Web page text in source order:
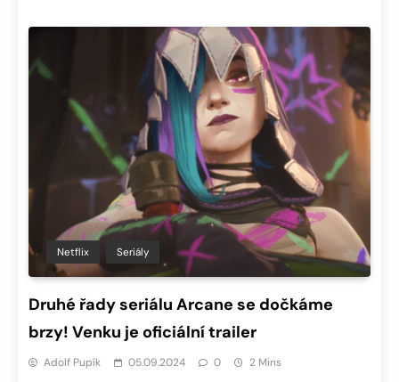
Netflix Seriály
Druhé řady seriálu Arcane se dočkáme
brzy! Venku je oficiální trailer
Adolf Pupík 05.09.2024 0 2 Mins